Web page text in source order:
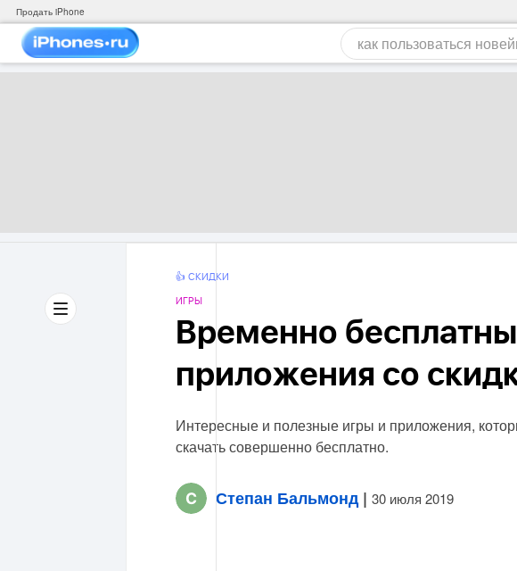
Продать iPhone
👍 СКИДКИ
ИГРЫ
Временно
приложения со
Интересные и полезные игры и приложения,
скачать совершенно бесплатно.
Степан Бальмонд | 30 июля 2019